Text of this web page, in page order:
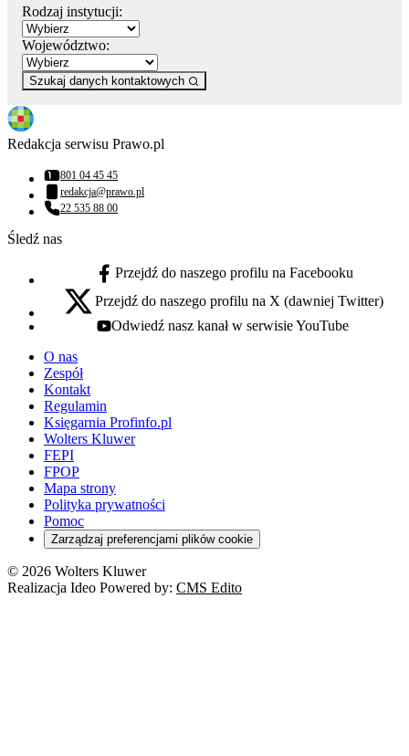
Rodzaj instytucji:
Województwo:
Szukaj danych kontaktowych
Redakcja serwisu Prawo.pl
Numer telefonu:
801 04 45 45
Adres email:
redakcja@prawo.pl
Numer telefonu:
22 535 88 00
Śledź nas
facebook - otwiera się w nowej karcie
Przejdź do naszego profilu na Facebooku
x - otwiera się w nowej karcie
Przejdź do naszego profilu na X (dawniej Twitter)
youtube - otwiera się w nowej karcie
Odwiedź nasz kanał w serwisie YouTube
O nas
Zespół
Kontakt
Regulamin
Księgarnia Profinfo.pl
Wolters Kluwer
FEPI
FPOP
Mapa strony
Polityka prywatności
Pomoc
Zarządzaj preferencjami plików cookie
© 2026 Wolters Kluwer
Realizacja Ideo Powered by: CMS Edito